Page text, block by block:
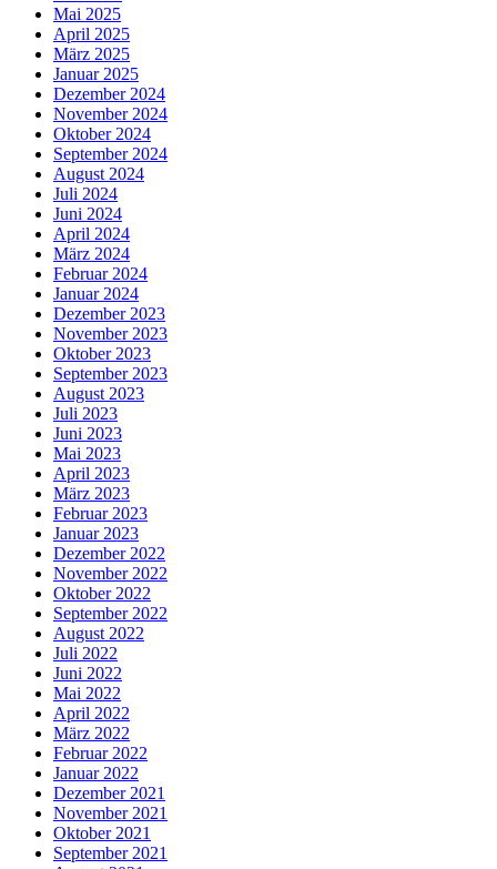
Mai 2025
April 2025
März 2025
Januar 2025
Dezember 2024
November 2024
Oktober 2024
September 2024
August 2024
Juli 2024
Juni 2024
April 2024
März 2024
Februar 2024
Januar 2024
Dezember 2023
November 2023
Oktober 2023
September 2023
August 2023
Juli 2023
Juni 2023
Mai 2023
April 2023
März 2023
Februar 2023
Januar 2023
Dezember 2022
November 2022
Oktober 2022
September 2022
August 2022
Juli 2022
Juni 2022
Mai 2022
April 2022
März 2022
Februar 2022
Januar 2022
Dezember 2021
November 2021
Oktober 2021
September 2021